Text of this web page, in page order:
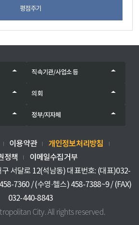
평점주기
직속기관/사업소 등
의회
정부/지자체
이용약관 개인정보처리방침
정책
이메일수집거부
서달로 12(석남동) 대표번호: (대표)032-
7360 / (수영·헬스) 458-7388~9 / (FAX)
032-440-8843
City. All rights reserved.